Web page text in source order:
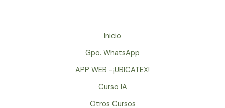
Inicio
Gpo. WhatsApp
APP WEB -¡UBICATEX!
Curso IA
Otros Cursos